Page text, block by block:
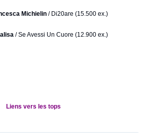
Michielin/ Di20are (15.500 ex.)
/ Se Avessi Un Cuore (12.900 ex.)
Liens vers les tops